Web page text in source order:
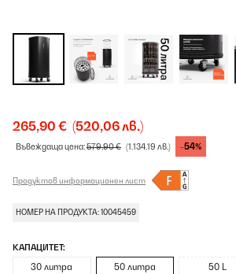
265,90 € (520,06 лв.)
Въвеждаща цена:579,90 € (1.134,19 лв.) -54%
Продуктов информационен лист
НОМЕР НА ПРОДУКТА: 10045459
КАПАЦИТЕТ:
30 литра 50 литра 50 L